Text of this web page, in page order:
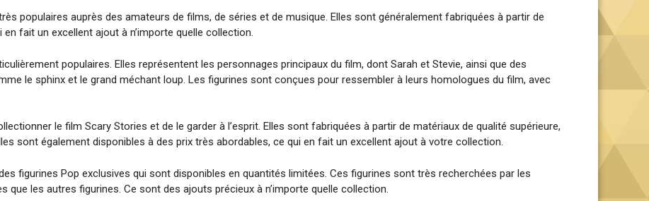
populaires auprès des amateurs de films, de séries et de musique. Elles sont généralement fabriquées à partir de
fait un excellent ajout à n’importe quelle collection.
populaires. Elles représentent les personnages principaux du film, dont Sarah et Stevie, ainsi que des
le sphinx et le grand méchant loup. Les figurines sont conçues pour ressembler à leurs homologues du film, avec
le film Scary Stories et de le garder à l’esprit. Elles sont fabriquées à partir de matériaux de qualité supérieure,
sont également disponibles à des prix très abordables, ce qui en fait un excellent ajout à votre collection.
figurines Pop exclusives qui sont disponibles en quantités limitées. Ces figurines sont très recherchées par les
les autres figurines. Ce sont des ajouts précieux à n’importe quelle collection.